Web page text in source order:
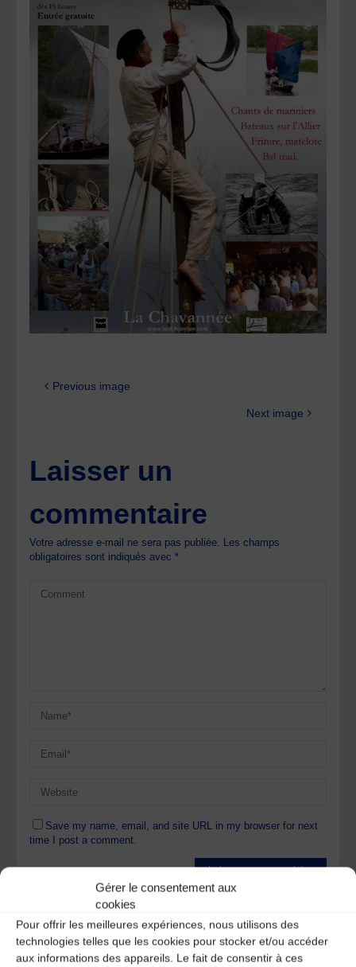
Gérer le consentement aux
cookies
Pour offrir les meilleures expériences, nous utilisons des
technologies telles que les cookies pour stocker et/ou accéder
aux informations des appareils. Le fait de consentir à ces
Previous image
Next image
Laisser un
commentaire
Votre adresse e-mail ne sera pas publiée. Les champs
obligatoires sont indiqués avec*
Save my name, email, and site URL in my browser for next
time I post a comment.
Ce site utilise Akismet pour réduire les indésirables.
commentaires sont traitées.